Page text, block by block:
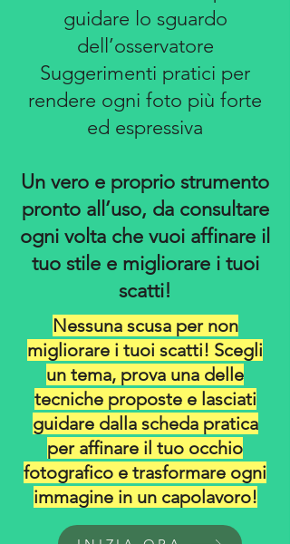
guidare lo sguardo
dell’osservatore
Suggerimenti pratici per
rendere ogni foto più forte
ed espressiva
Un vero e proprio strumento
pronto all’uso, da consultare
ogni volta che vuoi affinare il
tuo stile e migliorare i tuoi
scatti!
Nessuna scusa per non
migliorare i tuoi scatti! Scegli
un tema, prova una delle
tecniche proposte e lasciati
guidare dalla scheda pratica
per affinare il tuo occhio
fotografico e trasformare ogni
immagine in un capolavoro!